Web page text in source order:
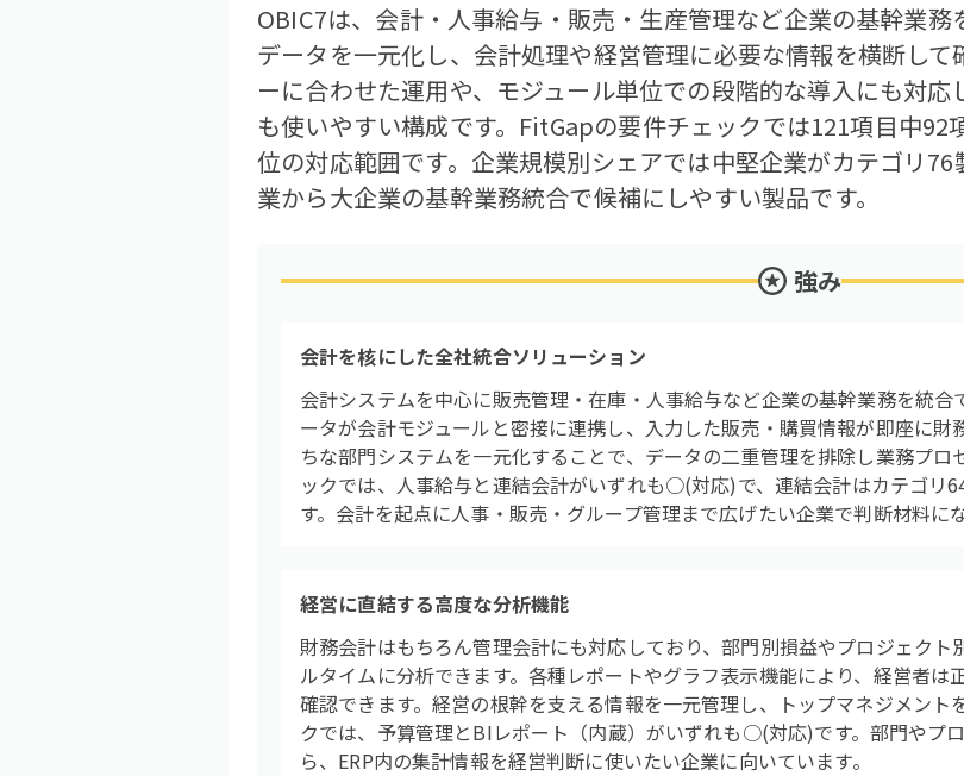
OBIC7は、会計・人事給与・販売・生産管理など企業の基幹業務
データを一元化し、会計処理や経営管理に必要な情報を横断し
ーに合わせた運用や、モジュール単位での段階的な導入にも対
も使いやすい構成です。FitGapの要件チェックでは121項目中
位の対応範囲です。企業規模別シェアでは中堅企業がカテゴリ
業から大企業の基幹業務統合で候補にしやすい製品です。
強み
会計を核にした全社統合ソリューション
会計システムを中心に販売管理・在庫・人事給与など企業の基幹業務を統合
ータが会計モジュールと密接に連携し、入力した販売・購買情報が即座に財
ちな部門システムを一元化することで、データの二重管理を排除し業務プ
ックでは、人事給与と連結会計がいずれも○(対応)で、連結会計はカテゴリ
す。会計を起点に人事・販売・グループ管理まで広げたい企業で判断材料にな
経営に直結する高度な分析機能
財務会計はもちろん管理会計にも対応しており、部門別損益やプロジェク
ルタイムに分析できます。各種レポートやグラフ表示機能により、経営者は
確認できます。経営の根幹を支える情報を一元管理し、トップマネジメント
クでは、予算管理とBIレポート（内蔵）がいずれも○(対応)です。部門やプ
ら、ERP内の集計情報を経営判断に使いたい企業に向いています。